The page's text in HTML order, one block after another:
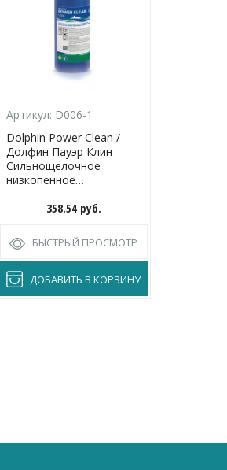
Артикул: D006-1
Dolphin Power Clean /
Долфин Пауэр Клин
Сильнощелочное
низкопенное
средство для очистки
производтвенного
назначения
358.54 руб.
БЫСТРЫЙ ПРОСМОТР
ДОБАВИТЬ В КОРЗИНУ